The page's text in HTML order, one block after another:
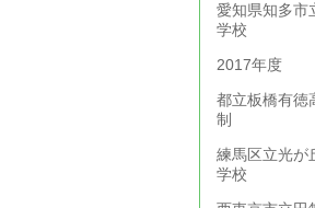
愛知県知多市
学校
2017年度
都立板橋有徳
制
練馬区立光が
学校